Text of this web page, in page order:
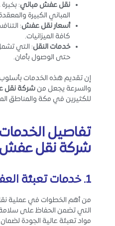
نقل عفش مباني:
المباني الكبيرة
أسعار نقل عفش:
كافة الميزانيات.
خدمات النقل: التي
حتى الوصول بأمان.
إن تقديم هذه الخدمات
والسرعة يجعل من شركة نقل
للكثيرين في مكة والمناطق
تفاصيل
شركة نقل عفش
1. خدمات تعبئة العفش ونقله
من أهم الخطوات في عملية
التي تضمن الحفاظ على
مواد تعبئة عالية الجودة